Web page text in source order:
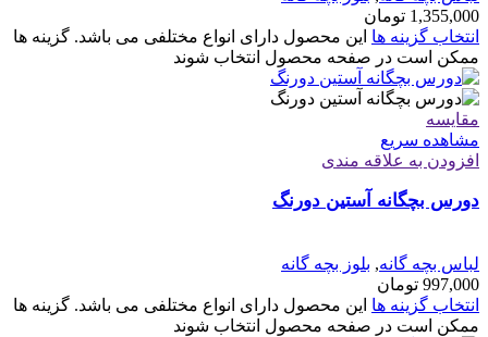
1,355,000 تومان
انتخاب گزینه ها این محصول دارای انواع مختلفی می باشد. گزینه ها
ممکن است در صفحه محصول انتخاب شوند
مقایسه
مشاهده سریع
افزودن به علاقه مندی
دورس بچگانه آستین دورنگ
لباس بچه گانه, بلوز بچه گانه
997,000 تومان
انتخاب گزینه ها این محصول دارای انواع مختلفی می باشد. گزینه ها
ممکن است در صفحه محصول انتخاب شوند